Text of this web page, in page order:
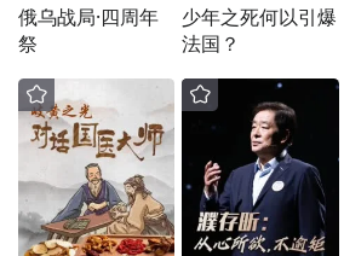
俄乌战局·四周年
祭
少年之死何以引爆
法国？